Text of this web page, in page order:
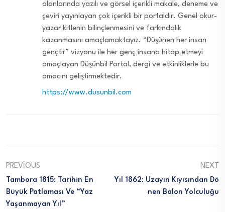
alanlarında yazılı ve görsel içerikli makale, deneme ve
çeviri yayınlayan çok içerikli bir portaldır. Genel okur-
yazar kitlenin bilinçlenmesini ve farkındalık
kazanmasını amaçlamaktayız. “Düşünen her insan
gençtir” vizyonu ile her genç insana hitap etmeyi
amaçlayan Düşünbil Portal, dergi ve etkinliklerle bu
amacını geliştirmektedir.
https://www.dusunbil.com
PREVIOUS
Tambora 1815: Tarihin En
Büyük Patlaması Ve “Yaz
Yaşanmayan Yıl”
NEXT
Yıl 1862: Uzayın Kıyısından Dö
Nen Balon Yolculuğu